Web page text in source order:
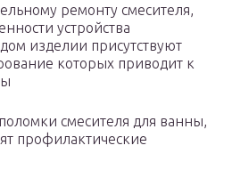
ремонту смесителя,
устройства
изделии присутствуют
которых приводит к
смесителя для ванны,
профилактические